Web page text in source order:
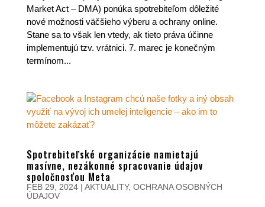
Market Act – DMA) ponúka spotrebiteľom dôležité
nové možnosti väčšieho výberu a ochrany online.
Stane sa to však len vtedy, ak tieto práva účinne
implementujú tzv. vrátnici. 7. marec je konečným
termínom...
Spotrebiteľské organizácie namietajú
masívne, nezákonné spracovanie údajov
spoločnosťou Meta
FEB 29, 2024| AKTUALITY, OCHRANA OSOBNÝCH
ÚDAJOV